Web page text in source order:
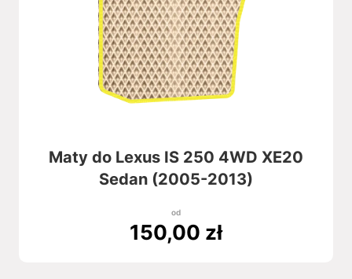
Maty do Lexus IS 250 4WD XE20
Sedan (2005-2013)
od
150,00 zł